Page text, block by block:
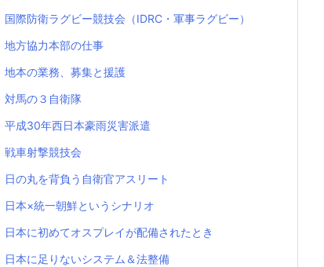
国際防衛ラグビー競技会（IDRC・軍事ラグビー）
地方協力本部の仕事
地本の業務、募集と援護
対馬の３自衛隊
平成30年西日本豪雨災害派遣
戦車射撃競技会
日の丸を背負う自衛官アスリート
日本×統一朝鮮というシナリオ
日本に初めてオスプレイが配備されたとき
日本に足りないシステム＆法整備